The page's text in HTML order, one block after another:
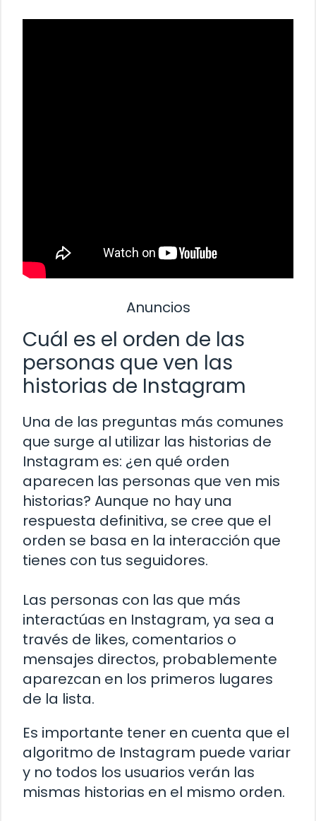
Anuncios
Cuál es el orden de las
personas que ven las
historias de Instagram
Una de las preguntas más comunes
que surge al utilizar las historias de
Instagram es: ¿en qué orden
aparecen las personas que ven mis
historias? Aunque no hay una
respuesta definitiva, se cree que el
orden se basa en la interacción que
tienes con tus seguidores.
Las personas con las que más
interactúas en Instagram, ya sea a
través de likes, comentarios o
mensajes directos, probablemente
aparezcan en los primeros lugares
de la lista.
Es importante tener en cuenta que el
algoritmo de Instagram puede variar
y no todos los usuarios verán las
mismas historias en el mismo orden.